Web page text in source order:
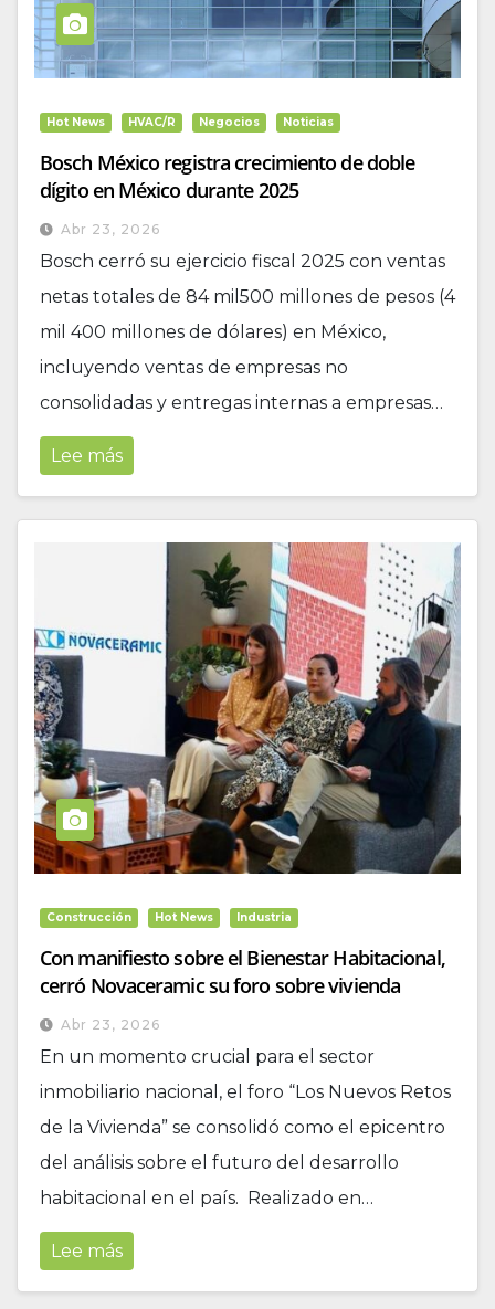
Hot News HVAC/R Negocios Noticias
Bosch México registra crecimiento de doble
dígito en México durante 2025
Abr 23, 2026
Bosch cerró su ejercicio fiscal 2025 con ventas
netas totales de 84 mil500 millones de pesos (4
mil 400 millones de dólares) en México,
incluyendo ventas de empresas no
consolidadas y entregas internas a empresas…
Lee más
Construcción Hot News Industria
Con manifiesto sobre el Bienestar Habitacional,
cerró Novaceramic su foro sobre vivienda
Abr 23, 2026
En un momento crucial para el sector
inmobiliario nacional, el foro “Los Nuevos Retos
de la Vivienda” se consolidó como el epicentro
del análisis sobre el futuro del desarrollo
habitacional en el país. Realizado en…
Lee más